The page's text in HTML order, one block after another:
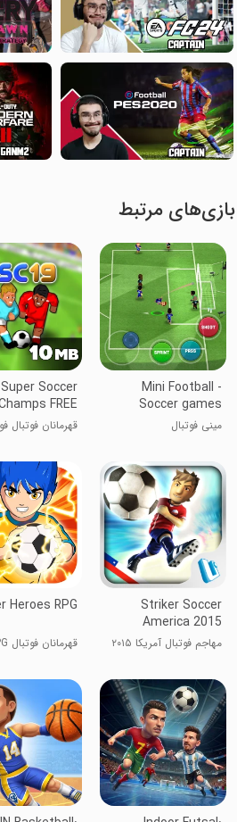
بازی‌های مرتبط
Mini Football -
Soccer games
مینی فوتبال
Super Soccer
FREE
قهرمانان فوتبال
Striker Soccer
America 2015
مهاجم فوتبال آمریکا ۲۰۱۵
Heroes RPG
قهرمانان فوتبال RPG